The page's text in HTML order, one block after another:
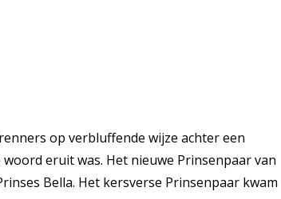
op verbluffende wijze achter een
eruit was. Het nieuwe Prinsenpaar van
Bella. Het kersverse Prinsenpaar kwam